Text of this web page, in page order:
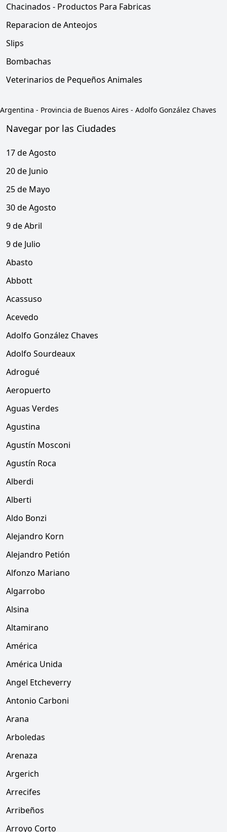
Chacinados - Productos Para Fabricas
Reparacion de Anteojos
Slips
Bombachas
Veterinarios de Pequeños Animales
Argentina - Provincia de Buenos Aires - Adolfo González Chaves
Navegar por las Ciudades
17 de Agosto
20 de Junio
25 de Mayo
30 de Agosto
9 de Abril
9 de Julio
Abasto
Abbott
Acassuso
Acevedo
Adolfo González Chaves
Adolfo Sourdeaux
Adrogué
Aeropuerto
Aguas Verdes
Agustina
Agustín Mosconi
Agustín Roca
Alberdi
Alberti
Aldo Bonzi
Alejandro Korn
Alejandro Petión
Alfonzo Mariano
Algarrobo
Alsina
Altamirano
América
América Unida
Angel Etcheverry
Antonio Carboni
Arana
Arboledas
Arenaza
Argerich
Arrecifes
Arribeños
Arroyo Corto